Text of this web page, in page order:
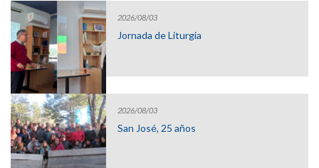
2026/08/03
Jornada de Liturgia
2026/08/03
San José, 25 años